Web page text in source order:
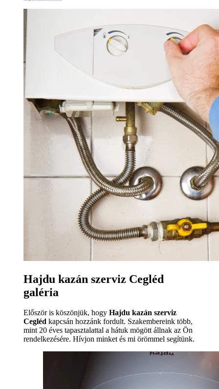
Hajdu kazán szerviz Cegléd
galéria
Először is köszönjük, hogy Hajdu kazán szerviz
Cegléd kapcsán hozzánk fordult. Szakembereink több,
mint 20 éves tapasztalattal a hátuk mögött állnak az Ön
rendelkezésére. Hívjon minket és mi örömmel segítünk.